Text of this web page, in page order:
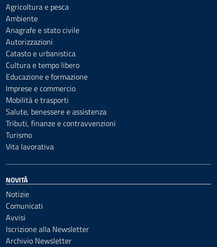
Agricoltura e pesca
Ambiente
Anagrafe e stato civile
Autorizzazioni
Catasto e urbanistica
Cultura e tempo libero
Educazione e formazione
Imprese e commercio
Mobilità e trasporti
Salute, benessere e assistenza
Tributi, finanze e contravvenzioni
Turismo
Vita lavorativa
NOVITÀ
Notizie
Comunicati
Avvisi
Iscrizione alla Newsletter
Archivio Newsletter